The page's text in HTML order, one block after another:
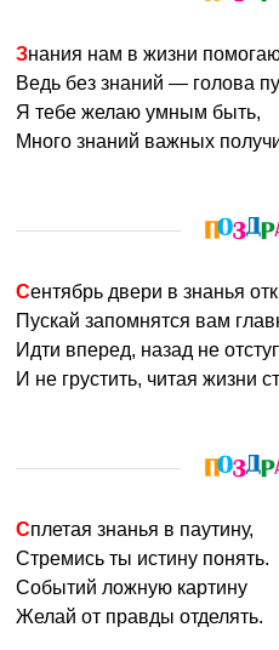
Знания нам в жизни
Ведь без знаний — голова
Я тебе желаю умным быть,
Много знаний важных
Сентябрь двери в знанья
Пускай запомнятся вам
Идти вперед, назад не
И не грустить, читая жизни
Сплетая знанья в паутину,
Стремись ты истину понять.
Событий ложную картину
Желай от правды отделять.